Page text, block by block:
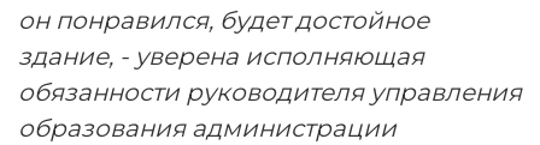
он понравился, будет достойное
здание, - уверена исполняющая
обязанности руководителя управления
образования администрации